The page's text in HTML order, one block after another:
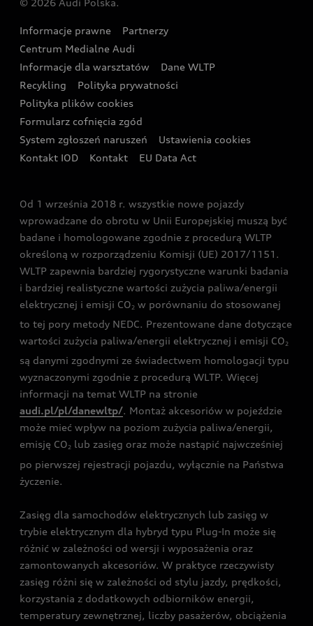
Wyszukaj najbliższego Partnera Audi
Oferta dla przedsiębiorców
Oferta dla klientów prywatnych
Kalkulator rat
Ubezpieczenie
Audi exclusive
Zasięg
Gwarancja
Akcje serwisowe Audi
Katalog online akcesoriów
Audi i Muzeum Sztuki Nowoczesnej w Warszawie
Audi driving experience
Audi quattro Cup
Audi i Puchar Świata w Skokach Narciarskich w
Zakopanem
© 2026 Audi Polska.
Informacje prawne
Partnerzy
Centrum Medialne Audi
Informacje dla warsztatów
Dane WLTP
Recykling
Polityka prywatności
Polityka plików cookies
Formularz cofnięcia zgód
System zgłoszeń naruszeń
Ustawienia cookies
Kontakt IOD
Kontakt EU Data Act
Od 1 września 2018 r. wszystkie nowe pojazdy
wprowadzane do obrotu w Unii Europejskiej muszą być
badane i homologowane zgodnie z procedurą WLTP
określoną w rozporządzeniu Komisji (UE) 2017/1151.
WLTP zapewnia bardziej rygorystyczne warunki badania
i bardziej realistyczne wartości zużycia paliwa/energii
elektrycznej i emisji CO2 w porównaniu do stosowanej
to tej pory metody NEDC. Prezentowane dane dotyczące
wartości zużycia paliwa/energii elektrycznej i emisji CO2
są danymi zgodnymi ze świadectwem homologacji typu
wyznaczonymi zgodnie z procedurą WLTP. Więcej
informacji na temat WLTP na stronie
audi.pl/pl/danewltp/. Montaż akcesoriów w pojeździe
może mieć wpływ na poziom zużycia paliwa/energii,
emisję CO2 lub zasięg oraz może nastąpić najwcześniej
po pierwszej rejestracji pojazdu, wyłącznie na Państwa
życzenie.
Zasięg dla samochodów elektrycznych lub zasięg w
trybie elektrycznym dla hybryd typu Plug-In może się
różnić w zależności od wersji i wyposażenia oraz
zamontowanych akcesoriów. W praktyce rzeczywisty
zasięg różni się w zależności od stylu jazdy, prędkości,
korzystania z dodatkowych odbiorników energii,
temperatury zewnętrznej, liczby pasażerów, obciążenia